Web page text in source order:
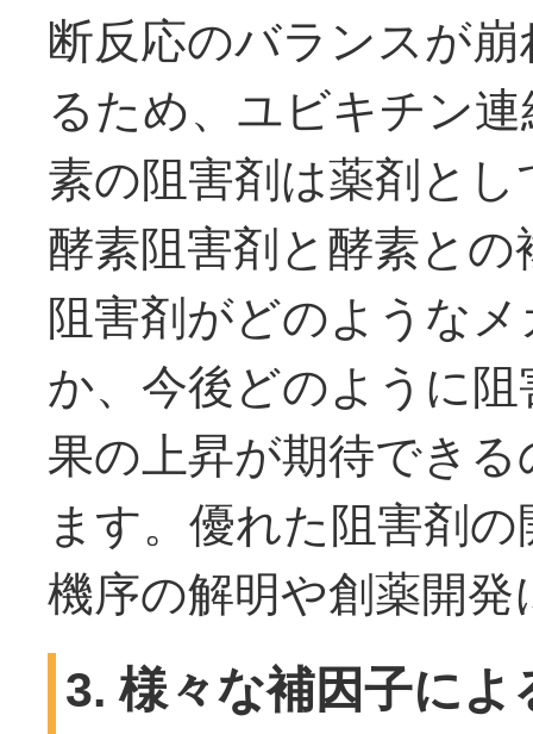
断反応のバランスが
るため、ユビキチン
素の阻害剤は薬剤と
酵素阻害剤と酵素と
阻害剤がどのような
か、今後どのように
果の上昇が期待でき
ます。優れた阻害剤
機序の解明や創薬開
3. 様々な補因子に